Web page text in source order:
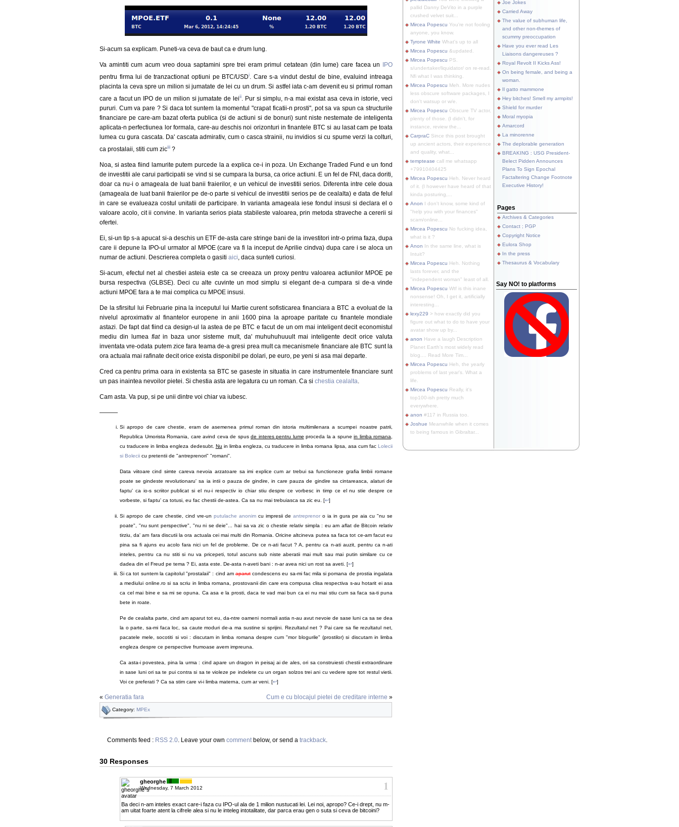
Si-acum sa explicam. Puneti-va ceva de baut ca e drum lung.
Va amintiti cum acum vreo doua saptamini spre trei eram primul cetatean (din lume) care facea un IPO
pentru firma lui de tranzactionat optiuni pe BTC/USDi
. Care s-a vindut destul de bine, evaluind intreaga
placinta la ceva spre un milion si jumatate de lei cu un drum. Si astfel iata c-am devenit eu si primul roman
care a facut un IPO de un milion si jumatate de leiii
. Pur si simplu, n-a mai existat asa ceva in istorie, veci
pururi. Cum va pare ? Si daca tot suntem la momentul "crapat ficatii-n prosti", pot sa va spun ca structurile
financiare pe care-am bazat oferta publica (si de actiuni si de bonuri) sunt niste nestemate de inteligenta
aplicata-n perfectiunea lor formala, care-au deschis noi orizonturi in finantele BTC si au lasat cam pe toata
lumea cu gura cascata. Da' cascata admirativ, cum o casca strainii, nu invidios si cu spume verzi la colturi,
ca prostalaii, stiti cum ziciii ?
Noa, si astea fiind lamurite putem purcede la a explica ce-i in poza. Un Exchange Traded Fund e un fond
de investitii ale carui participatii se vind si se cumpara la bursa, ca orice actiuni. E un fel de FNI, daca doriti,
doar ca nu-i o amageala de luat banii fraierilor, e un vehicul de investitii serios. Diferenta intre cele doua
(amageala de luat banii fraierilor pe de-o parte si vehicul de investitii serios pe de cealalta) e data de felul
in care se evalueaza costul unitatii de participare. In varianta amageala iese fondul insusi si declara el o
valoare acolo, cit ii convine. In varianta serios piata stabileste valoarea, prin metoda straveche a cererii si
ofertei.
Ei, si-un tip s-a apucat si-a deschis un ETF de-asta care stringe bani de la investitori intr-o prima faza, dupa
care ii depune la IPO-ul urmator al MPOE (care va fi la inceput de Aprilie cindva) dupa care i se aloca un
numar de actiuni. Descrierea completa o gasiti aici , daca sunteti curiosi.
Si-acum, efectul net al chestiei asteia este ca se creeaza un proxy pentru valoarea actiunilor MPOE pe
bursa respectiva (GLBSE). Deci cu alte cuvinte un mod simplu si elegant de-a cumpara si de-a vinde
actiuni MPOE fara a te mai complica cu MPOE insusi.
De la sfirsitul lui Februarie pina la inceputul lui Martie curent sofisticarea financiara a BTC a evoluat de la
nivelul aproximativ al finantelor europene in anii 1600 pina la aproape paritate cu finantele mondiale
astazi. De fapt dat fiind ca design-ul la astea de pe BTC e facut de un om mai inteligent decit economistul
mediu din lumeafiatin baza unor sisteme mult, da' muhuhuhuuult mai inteligente decit orice valuta
inventata vre-odata putem zice fara teama de-a gresi prea mult ca mecanismele financiare ale BTC sunt la
ora actuala mai rafinate decit orice exista disponibil pe dolari, pe euro, pe yeni si asa mai departe.
Cred ca pentru prima oara in existenta sa BTC se gaseste in situatia in care instrumentele financiare sunt
un pas inaintea nevoilor pietei. Si chestia asta are legatura cu un roman. Ca si chestia cealalta
Cam asta. Va pup, si pe unii dintre voi chiar va iubesc.
———
Si apropo de care chestie, eram de asemenea primul roman din istoria multimilenara a scumpei noastre patrii,
Republica Umorista Romania, care avind ceva de spus de interes pentru lume proceda la a spune in limba romana,
cu traducere in limba engleza dedesubt. Nu in limba engleza, cu traducere in limba romana lipsa, asa cum fac Lolecii
si Bolecii cu pretentii de "antreprenori" "romani".
Data viitoare cind simte careva nevoia arzatoare sa imi explice cum ar trebui sa functioneze grafia limbii romane
poate se gindeste revolutionaru' sa ia intii o pauza de gindire, in care pauza de gindire sa cintareasca, alaturi de
faptu' ca io-s scriitor publicat si el nu-i respectiv io chiar stiu despre ce vorbesc in timp ce el nu stie despre ce
vorbeste, si faptu' ca totusi, eu fac chestii de-astea. Ca sa nu mai trebuiasca sa zic eu. [↩]
Si apropo de care chestie, cind vre-un putulache anonim cu impresii de antreprenor o ia in gura pe aia cu "nu se
poate", "nu sunt perspective", "nu ni se deie"... hai sa va zic o chestie relativ simpla : eu am aflat de Bitcoin relativ
tirziu, da' am fara discutii la ora actuala cei mai multi din Romania. Oricine altcineva putea sa faca tot ce-am facut eu
pina sa fi ajuns eu acolo fara nici un fel de probleme. De ce n-ati facut ? A, pentru ca n-ati auzit, pentru ca n-ati
inteles, pentru ca nu stiti si nu va pricepeti, totul ascuns sub niste aberatii mai mult sau mai putin similare cu ce
dadea din el Freud pe tema ? Ei, asta este. De-asta n-aveti bani : n-ar avea nici un rost sa aveti. [↩]
Si ca tot suntem la capitolul "prostalaii" : cind am aparut condescens eu sa-mi fac mila si pomana de prostia ingalata
a mediului online.ro si sa scriu in limba romana, prostovanii din care era compusa clisa respectiva s-au hotarit ei asa
ca cel mai bine e sa mi se opuna. Ca asa e la prosti, daca te vad mai bun ca ei nu mai stiu cum sa faca sa-ti puna
bete in roate.
Pe de cealalta parte, cind am aparut tot eu, da-ntre oameni normali astia n-au avut nevoie de sase luni ca sa se dea
la o parte, sa-mi faca loc, sa caute moduri de-a ma sustine si sprijini. Rezultatul net ? Pai care sa fie rezultatul net,
pacatele mele, socotiti si voi : discutam in limba romana despre cum "mor blogurile" (prostilor) si discutam in limba
engleza despre ce perspective frumoase avem impreuna.
Ca asta-i povestea, pina la urma : cind apare un dragon in peisaj ai de ales, ori sa construiesti chestii extraordinare
in sase luni ori sa te pui contra si sa te violeze pe indelete cu un organ solzos trei ani cu vedere spre tot restul vietii.
Voi ce preferati ? Ca sa stim care vi-i limba materna, cum ar veni. [↩]
« Generatia fara Cum e cu blocajul pietei de creditare interne »
Category: MPEx
Comments feed : RSS 2.0. Leave your own commentbelow, or send a trackback.
30 Responses
1
gheorghe
Wednesday, 7 March 2012
Ba deci n-am inteles exact care-i faza cu IPO-ul ala de 1 milion nustucati lei. Lei noi, apropo? Ce-i drept, nu m-
am uitat foarte atent la cifrele alea si nu le inteleg intotalitate, dar parca erau gen o suta si ceva de bitcoini?
pallid Danny DeVito in a purple
crushed velvet suit...
Mircea Popescu You're not fooling
anyone, you know.
Tyrone White What's up to all
Mircea Popescu &updated.
Mircea Popescu PS.
s/undertaker/liquidator/ on re-read.
Nfi what I was thinking.
Mircea Popescu Meh. More nudes
less obscure software packages, I
don't watsup or w/e.
Mircea Popescu Obscure TV actor,
plenty of those. (I didn't, for
instance, review the...
CarpraC Since this post brought
up ancient actors, their experience
and quality, what...
temptease call me whatsapp
+79910404425
Mircea Popescu Heh. Never heard
of it. (I however have heard of that
kinda posturing,...
Anon I don't know, some kind of
"help you with your finances"
scam/online...
Mircea Popescu No fucking idea,
what is it ?
Anon In the same line, what is
Intuit?
Mircea Popescu Heh. Nothing
lasts forever, and the
"independent woman" least of all.
Mircea Popescu Wtf is this inane
nonsense! Oh, I get it, artificially
interesting...
lexy229 > how exactly did you
figure out what to do to have your
avatar show up by...
anon Have a laugh Description
Planet Earth's most widely read
blog.... Read More Tim...
Mircea Popescu Heh, the yearly
problems of last year's. What a
life.
Mircea Popescu Really, it's
top100-ish pretty much
everywhere.
anon #117 in Russia too.
Joshue Meanwhile when it comes
to being famous in Gibraltar...
Joe Jokes
Carried Away
The value of subhuman life,
and other non-themes of
scummy preoccupation
Have you ever read Les
Liaisons dangereuses ?
Royal Revolt II Kicks Ass!
On being female, and being a
woman.
Il gatto mammone
Hey bitches! Smell my armpits!
Shield for murder
Moral myopia
Amarcord
La minorenne
The deplorable generation
BREAKING : USG President-
Belect Pidden Announces
Plans To Sign Epochal
Factaltering Change Footnote
Executive History!
Pages
Archives & Categories
Contact ; PGP
Copyright Notice
Eulora Shop
In the press
Thesaurus & Vocabulary
Say NO! to platforms